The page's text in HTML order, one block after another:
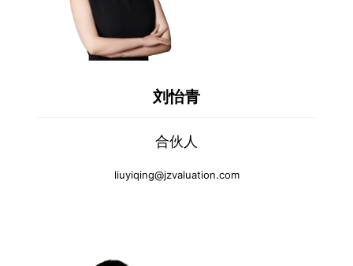
刘怡青
合伙人
liuyiqing@jzvaluation.com